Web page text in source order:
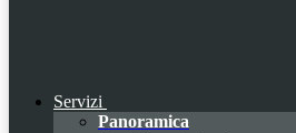
Servizi
Panoramica